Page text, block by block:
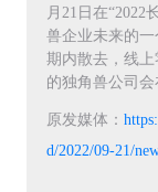
月21日在“2022
兽企业未来的
期内散去，线
的独角兽公司会
原发媒体：
d/2022/09-21/